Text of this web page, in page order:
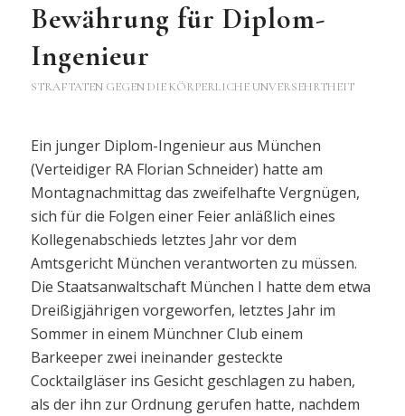
Bewährung für Diplom-
Ingenieur
STRAFTATEN GEGEN DIE KÖRPERLICHE UNVERSEHRTHEIT
Ein junger Diplom-Ingenieur aus München
(Verteidiger RA Florian Schneider) hatte am
Montagnachmittag das zweifelhafte Vergnügen,
sich für die Folgen einer Feier anläßlich eines
Kollegenabschieds letztes Jahr vor dem
Amtsgericht München verantworten zu müssen.
Die Staatsanwaltschaft München I hatte dem etwa
Dreißigjährigen vorgeworfen, letztes Jahr im
Sommer in einem Münchner Club einem
Barkeeper zwei ineinander gesteckte
Cocktailgläser ins Gesicht geschlagen zu haben,
als der ihn zur Ordnung gerufen hatte, nachdem